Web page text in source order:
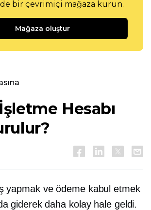
bir çevrimiçi mağaza kurun.
Mağaza oluştur
Hesabı
yapmak ve ödeme kabul etmek
giderek daha kolay hale geldi.